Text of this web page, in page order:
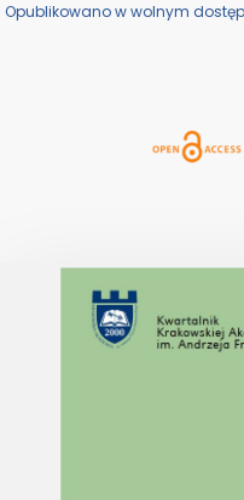
Opublikowano w wolnym